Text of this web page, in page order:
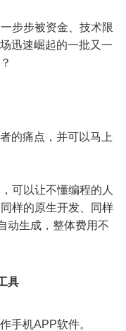
步步被资金、技术限
迅速崛起的一批又一
的痛点，并可以马上
可以让不懂编程的人
样的原生开发、同样
动生成，整体费用不
具
手机APP软件。